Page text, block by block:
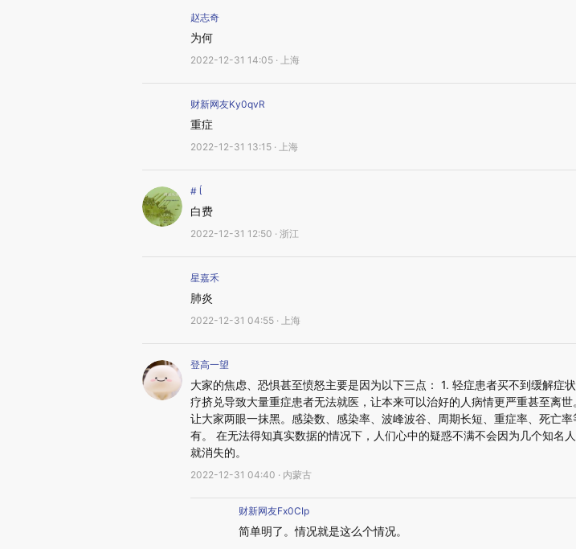
赵志奇
为何
2022-12-31 14:05 · 上海
财新网友Ky0qvR
重症
2022-12-31 13:15 · 上海
# 
白费
2022-12-31 12:50 · 浙江
星嘉禾
肺炎
2022-12-31 04:55 · 上海
登高一望
大家的焦虑、恐惧甚至愤怒主要是因为以下三点： 1. 轻症患者买不到缓解症
疗挤兑导致大量重症患者无法就医，让本来可以治好的人病情更严重甚至离
让大家两眼一抹黑。感染数、感染率、波峰波谷、周期长短、重症率、死亡
有。 在无法得知真实数据的情况下，人们心中的疑惑不满不会因为几个知名
就消失的。
2022-12-31 04:40 · 内蒙古
财新网友Fx0CIp
简单明了。情况就是这么个情况。